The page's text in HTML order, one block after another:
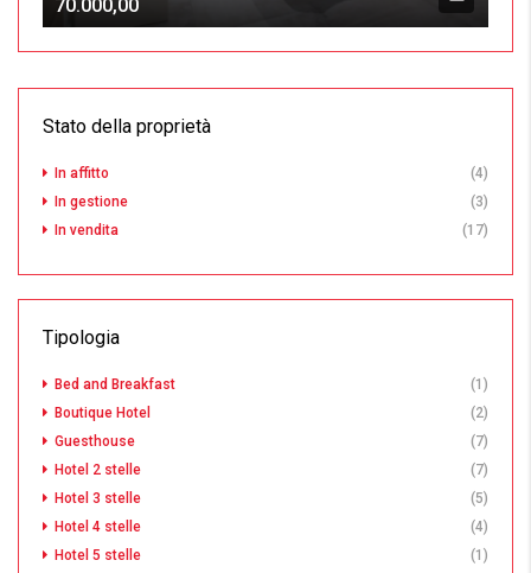
70.000,00
Stato della proprietà
In affitto
(4)
In gestione
(3)
In vendita
(17)
Tipologia
Bed and Breakfast
(1)
Boutique Hotel
(2)
Guesthouse
(7)
Hotel 2 stelle
(7)
Hotel 3 stelle
(5)
Hotel 4 stelle
(4)
Hotel 5 stelle
(1)